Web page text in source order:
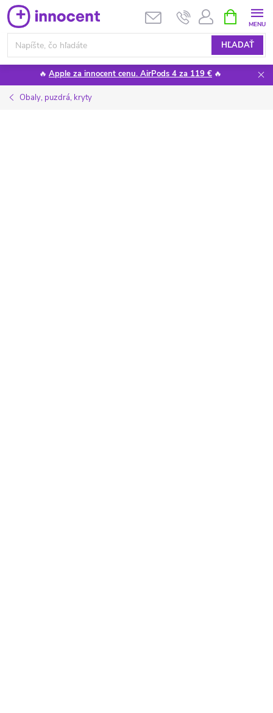
Prejsť
na
obsah
HĽADAŤ
KOŠÍK
🔥 Apple za innocent cenu. AirPods 4 za 119 € 🔥
Obaly, puzdrá, kryty